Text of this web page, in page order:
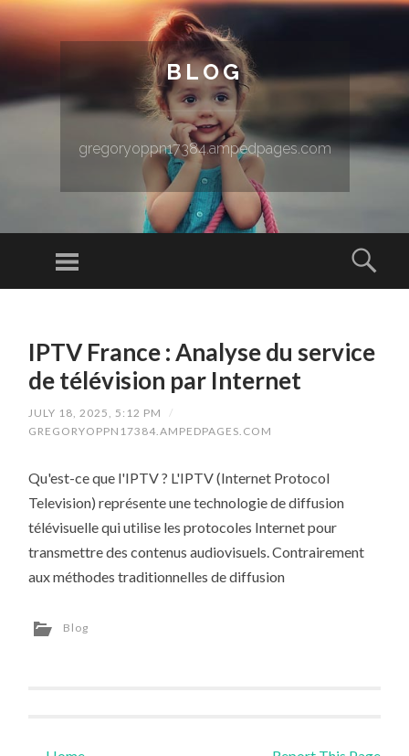
BLOG
gregoryoppn17384.ampedpages.com
Menu
IPTV France : Analyse du service
de télévision par Internet
JULY 18, 2025, 5:12 PM
/
GREGORYOPPN17384.AMPEDPAGES.COM
Qu'est-ce que l'IPTV ? L'IPTV (Internet Protocol
Television) représente une technologie de diffusion
télévisuelle qui utilise les protocoles Internet pour
transmettre des contenus audiovisuels. Contrairement
aux méthodes traditionnelles de diffusion
Blog